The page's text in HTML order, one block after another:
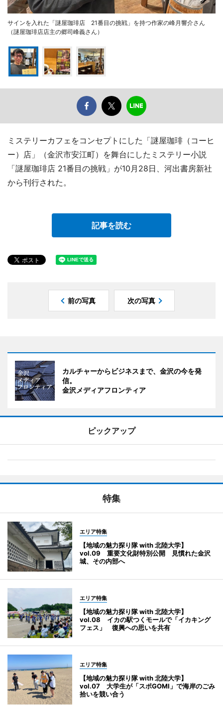
サインを入れた「謎屋珈琲店 21番目の挑戦」を持つ作家の峰月響介さん
（謎屋珈琲店店主の郷司峰義さん）
ミステリーカフェをコンセプトにした「謎屋珈琲（コーヒ
ー）店」（金沢市安江町）を舞台にしたミステリー小説
「謎屋珈琲店 21番目の挑戦」が10月28日、河出書房新社
から刊行された。
記事を読む
前の写真 次の写真
カルチャーからビジネスまで、金沢の今を発
信。
金沢メディアフロンティア
ピックアップ
特集
エリア特集
【地域の魅力探り隊 with 北陸大学】
vol.09 重要文化財特別公開 見慣れた金沢
城、その内部へ
エリア特集
【地域の魅力探り隊 with 北陸大学】
vol.08 イカの駅つくモールで「イカキング
フェス」 復興への思いを共有
エリア特集
【地域の魅力探り隊 with 北陸大学】
vol.07 大学生が「スポGOMI」で海岸のごみ
拾いを競い合う